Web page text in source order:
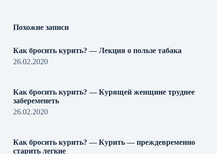
Похожие записи
Как бросить курить? — Лекция о пользе табака
26.02.2020
Как бросить курить? — Курящей женщине труднее
забеременеть
26.02.2020
Как бросить курить? — Курить — преждевременно
старить легкие